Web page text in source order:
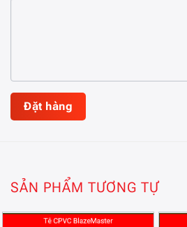
SẢN PHẨM TƯƠNG TỰ